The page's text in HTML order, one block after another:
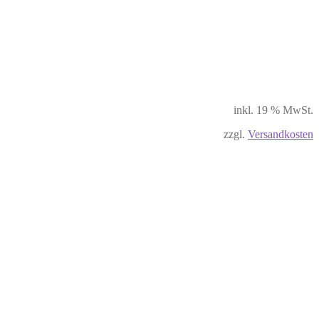
inkl. 19 % MwSt.
zzgl. Versandkosten